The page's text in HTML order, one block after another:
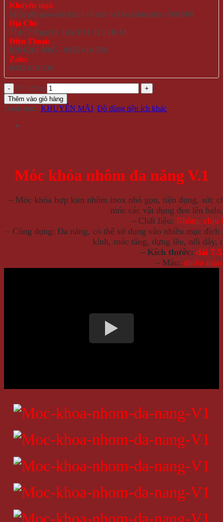
Khuyến mại:
Miễn phí giao nội thành và tỉnh với hoá đơn trên >500.000
Địa Chỉ:
714/17 Nguyễn Trãi, P.11, Q.5 HCM
Điện Thoại:
028 6261 0065 - 0935 616 536
Zalo:
0935 616 536
Số lượng
Thêm vào giỏ hàng
Danh mục: KHUYẾN MÃI, Đồ dùng tiện ích khác
Móc khóa nhôm đa năng V.1
– Móc khóa hợp kim nhôm inox nhỏ gọn, tiện dụng, sức
móc các vật dụng đeo lên
– Chất liệu: Nhôm, chịu
– Công dụng: Đa năng, có thể sử dụng vào nhiều mục
kỉnh, móc tăng, dựng lều, nối dây,
– Kích thước: dài
– Màu: nhiều màu